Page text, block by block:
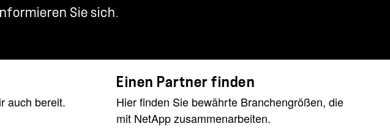
Sie sich.
auch bereit.
Einen Partner finden
Hier finden Sie bewährte Branchengrößen, die
mit NetApp zusammenarbeiten.